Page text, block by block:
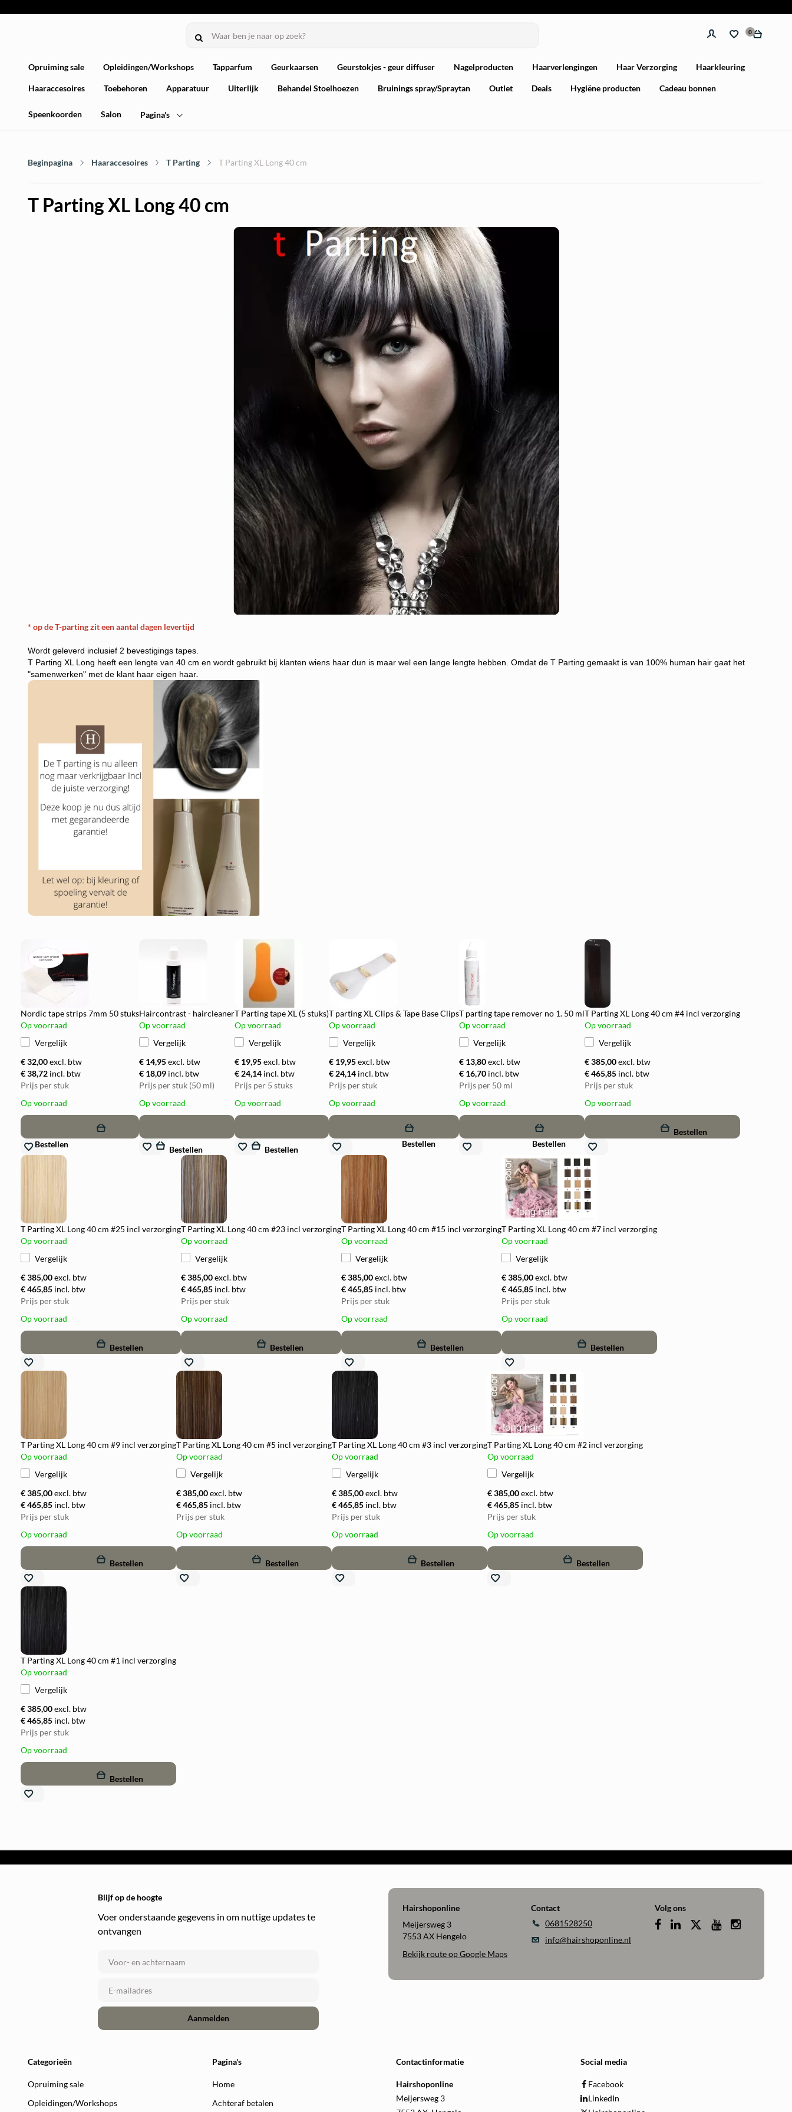
0
Opruiming sale Opleidingen/Workshops Tapparfum Geurkaarsen Geurstokjes - geur diffuser Nagelproducten Haarverlengingen Haar Verzorging Haarkleuring
Haaraccesoires Toebehoren Apparatuur Uiterlijk Behandel Stoelhoezen Bruinings spray/Spraytan Outlet Deals Hygiëne producten Cadeau bonnen
Speenkoorden Salon Pagina's
Beginpagina Haaraccesoires T Parting T Parting XL Long 40 cm
T Parting XL Long 40 cm
* op de T-parting zit een aantal dagen levertijd
Wordt geleverd inclusief 2 bevestigings tapes.
T Parting XL Long heeft een lengte van 40 cm en wordt gebruikt bij klanten wiens haar dun is maar wel een lange lengte hebben. Omdat de T Parting gemaakt is van 100% human hair gaat het
"samenwerken" met de klant haar eigen haar.
Nordic tape strips 7mm 50 stuks
Op voorraad
Vergelijk
€ 32,00excl. btw
€ 38,72 incl. btw
Prijs per stuk
Op voorraad
Bestellen
Haircontrast - haircleaner
Op voorraad
Vergelijk
€ 14,95excl. btw
€ 18,09 incl. btw
Prijs per stuk (50 ml)
Op voorraad
Bestellen
T Parting tape XL (5 stuks)
Op voorraad
Vergelijk
€ 19,95excl. btw
€ 24,14 incl. btw
Prijs per 5 stuks
Op voorraad
Bestellen
T parting XL Clips & Tape Base Clips
Op voorraad
Vergelijk
€ 19,95excl. btw
€ 24,14 incl. btw
Prijs per stuk
Op voorraad
Bestellen
T parting tape remover no 1. 50 ml
Op voorraad
Vergelijk
€ 13,80excl. btw
€ 16,70 incl. btw
Prijs per 50 ml
Op voorraad
Bestellen
T Parting XL Long 40 cm #4 incl verzorging
Op voorraad
Vergelijk
€ 385,00excl. btw
€ 465,85 incl. btw
Prijs per stuk
Op voorraad
Bestellen
T Parting XL Long 40 cm #25 incl verzorging
Op voorraad
Vergelijk
€ 385,00excl. btw
€ 465,85 incl. btw
Prijs per stuk
Op voorraad
Bestellen
T Parting XL Long 40 cm #23 incl verzorging
Op voorraad
Vergelijk
€ 385,00excl. btw
€ 465,85 incl. btw
Prijs per stuk
Op voorraad
Bestellen
T Parting XL Long 40 cm #15 incl verzorging
Op voorraad
Vergelijk
€ 385,00excl. btw
€ 465,85 incl. btw
Prijs per stuk
Op voorraad
Bestellen
T Parting XL Long 40 cm #7 incl verzorging
Op voorraad
Vergelijk
€ 385,00excl. btw
€ 465,85 incl. btw
Prijs per stuk
Op voorraad
Bestellen
T Parting XL Long 40 cm #9 incl verzorging
Op voorraad
Vergelijk
€ 385,00excl. btw
€ 465,85 incl. btw
Prijs per stuk
Op voorraad
Bestellen
T Parting XL Long 40 cm #5 incl verzorging
Op voorraad
Vergelijk
€ 385,00excl. btw
€ 465,85 incl. btw
Prijs per stuk
Op voorraad
Bestellen
T Parting XL Long 40 cm #3 incl verzorging
Op voorraad
Vergelijk
€ 385,00excl. btw
€ 465,85 incl. btw
Prijs per stuk
Op voorraad
Bestellen
T Parting XL Long 40 cm #2 incl verzorging
Op voorraad
Vergelijk
€ 385,00excl. btw
€ 465,85 incl. btw
Prijs per stuk
Op voorraad
Bestellen
T Parting XL Long 40 cm #1 incl verzorging
Op voorraad
Vergelijk
€ 385,00excl. btw
€ 465,85 incl. btw
Prijs per stuk
Op voorraad
Bestellen
Blijf op de hoogte
Voer onderstaande gegevens in om nuttige updates te
ontvangen
Aanmelden
Hairshoponline
Meijersweg 3
7553 AX Hengelo
Bekijk route op Google Maps
Contact
0681528250
info@hairshoponline.nl
Volg ons
Categorieën
Opruiming sale
Opleidingen/Workshops
Pagina's
Home
Achteraf betalen
Contactinformatie
Hairshoponline
Meijersweg 3
Social media
Facebook
LinkedIn